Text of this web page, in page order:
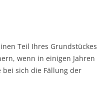
Teil Ihres Grundstückes
wenn in einigen Jahren
bei sich die Fällung der